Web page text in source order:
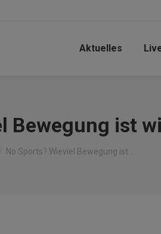
Aktuelles
Bewegung ist
No Sports? Wieviel Bewegung ist…